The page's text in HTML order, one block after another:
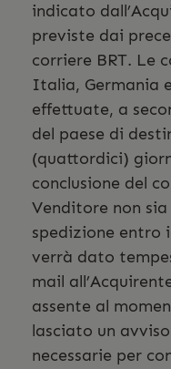
indicato
previste dai
corriere BRT. Le
Italia, Germania
effettuate, a
del paese di
(quattordici)
conclusione del
Venditore non
spedizione entro
verrà dato
mail
assente al
lasciato un
necessarie per